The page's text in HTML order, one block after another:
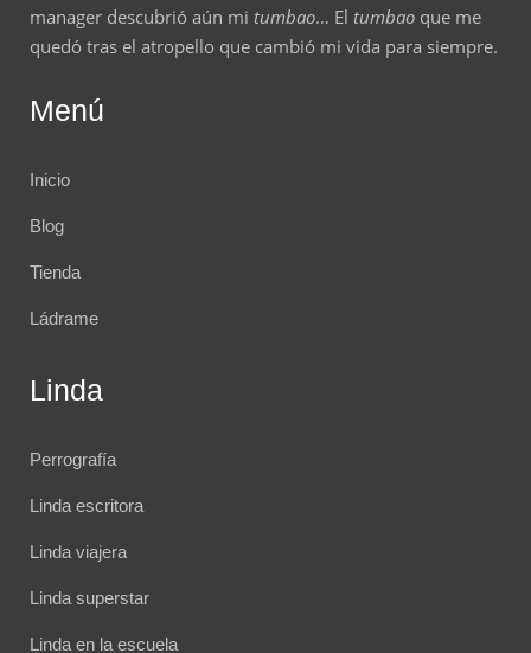
manager descubrió aún mi tumbao… El tumbao que me
quedó tras el atropello que cambió mi vida para siempre.
Menú
Inicio
Blog
Tienda
Ládrame
Linda
Perrografía
Linda escritora
Linda viajera
Linda superstar
Linda en la escuela